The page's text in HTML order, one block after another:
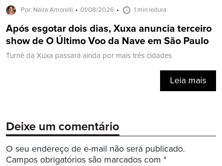
Por: Naira Amorelli 01/08/2026 1 min leitura
Após esgotar dois dias, Xuxa anuncia terceiro
show de O Último Voo da Nave em São Paulo
Turnê da Xuxa passará ainda por mais três cidades
Leia mais
Deixe um comentário
O seu endereço de e-mail não será publicado.
Campos obrigatórios são marcados com *